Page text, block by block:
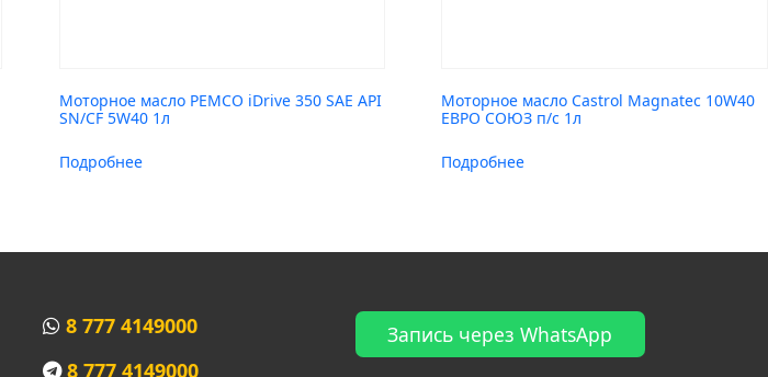
Моторное масло PEMCO iDrive 350 SAE API
SN/CF 5W40 1л
Подробнее
Моторное масло Castrol Magnatec 10W40
ЕВРО СОЮЗ п/с 1л
Подробнее
8 777 4149000
8 777 4149000
Запись через WhatsApp